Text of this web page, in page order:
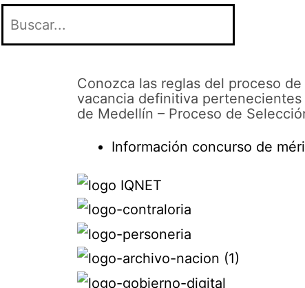
Conozca las reglas del proceso
vacancia definitiva
de Medellín – Proceso de
Información concurso de